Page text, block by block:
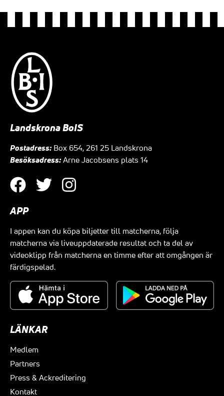
Landskrona BoIS
Postadress: Box 654, 261 25 Landskrona
Besöksadress: Arne Jacobsens plats 14
APP
I appen kan du köpa biljetter till matcherna, följa
matcherna via liveuppdaterade resultat och ta del av
videoklipp från matcherna en timme efter att omgången är
färdigspelad.
LÄNKAR
Medlem
Partners
Press & Ackreditering
Kontakt